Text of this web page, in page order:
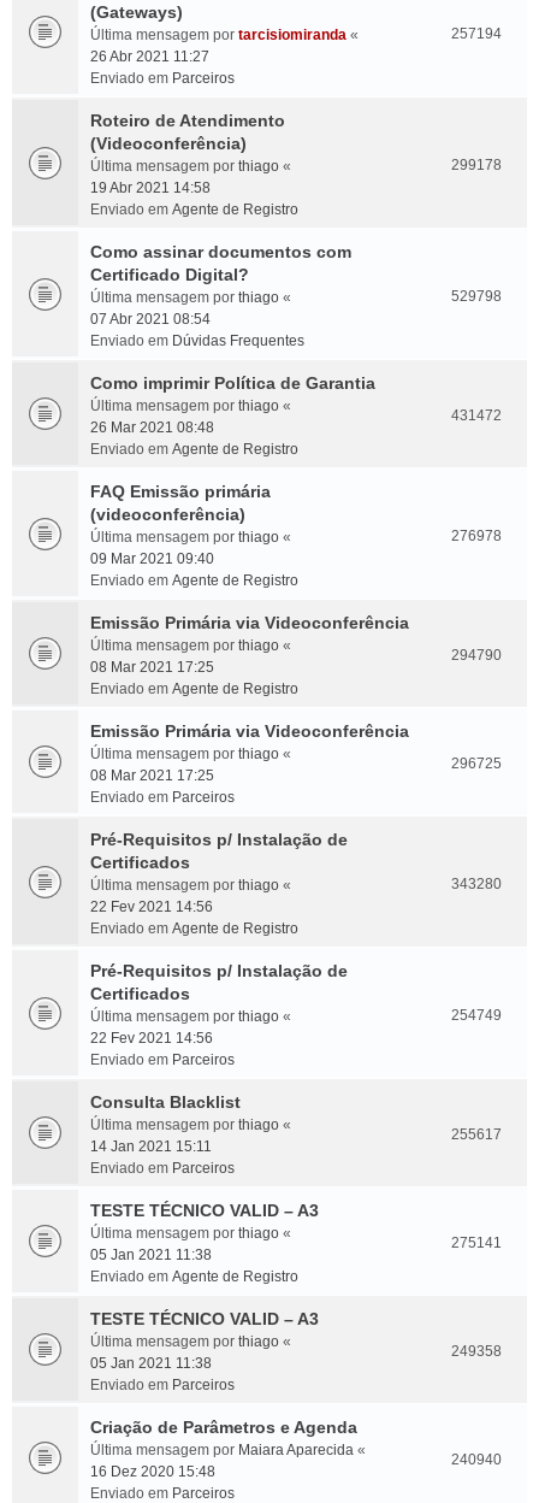
(Gateways)
Última mensagem por tarcisiomiranda «
26 Abr 2021 11:27
Enviado em Parceiros
257194
Roteiro de Atendimento
(Videoconferência)
Última mensagem por thiago «
19 Abr 2021 14:58
Enviado em Agente de Registro
299178
Como assinar documentos com
Certificado Digital?
Última mensagem por thiago «
07 Abr 2021 08:54
Enviado em Dúvidas Frequentes
529798
Como imprimir Política de Garantia
Última mensagem por thiago «
26 Mar 2021 08:48
Enviado em Agente de Registro
431472
FAQ Emissão primária
(videoconferência)
Última mensagem por thiago «
09 Mar 2021 09:40
Enviado em Agente de Registro
276978
Emissão Primária via Videoconferência
Última mensagem por thiago «
08 Mar 2021 17:25
Enviado em Agente de Registro
294790
Emissão Primária via Videoconferência
Última mensagem por thiago «
08 Mar 2021 17:25
Enviado em Parceiros
296725
Pré-Requisitos p/ Instalação de
Certificados
Última mensagem por thiago «
22 Fev 2021 14:56
Enviado em Agente de Registro
343280
Pré-Requisitos p/ Instalação de
Certificados
Última mensagem por thiago «
22 Fev 2021 14:56
Enviado em Parceiros
254749
Consulta Blacklist
Última mensagem por thiago «
14 Jan 2021 15:11
Enviado em Parceiros
255617
TESTE TÉCNICO VALID – A3
Última mensagem por thiago «
05 Jan 2021 11:38
Enviado em Agente de Registro
275141
TESTE TÉCNICO VALID – A3
Última mensagem por thiago «
05 Jan 2021 11:38
Enviado em Parceiros
249358
Criação de Parâmetros e Agenda
Última mensagem por Maiara Aparecida «
16 Dez 2020 15:48
Enviado em Parceiros
240940